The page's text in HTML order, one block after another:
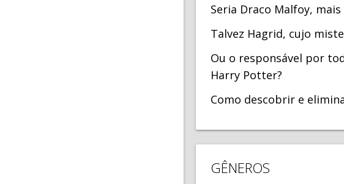
Seria Draco Malfoy,
Talvez Hagrid, cujo
Ou o responsável por
Harry Potter?
Como descobrir e
GÊNEROS